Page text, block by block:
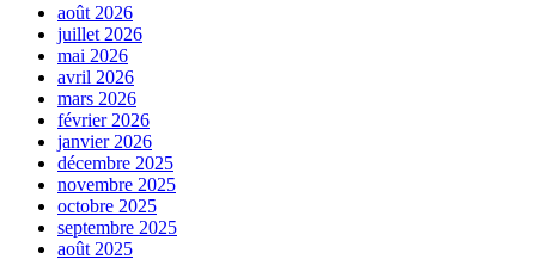
août 2026
juillet 2026
mai 2026
avril 2026
mars 2026
février 2026
janvier 2026
décembre 2025
novembre 2025
octobre 2025
septembre 2025
août 2025